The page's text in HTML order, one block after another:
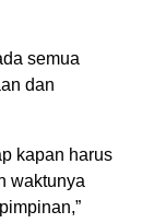
semua
dan
kapan harus
waktunya